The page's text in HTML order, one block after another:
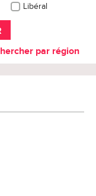
Libéral
par région